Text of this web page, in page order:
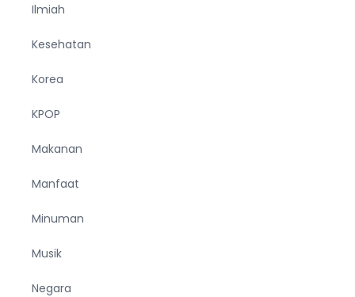
Ilmiah
Kesehatan
Korea
KPOP
Makanan
Manfaat
Minuman
Musik
Negara